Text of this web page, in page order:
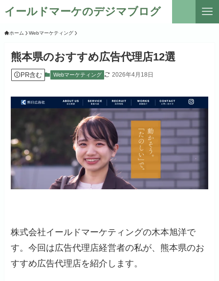
イールドマーケのデジマブログ
ホーム Webマーケティング
熊本県のおすすめ広告代理店12選
PR含む Webマーケティング 2026年4月18日
株式会社イールドマーケティングの木本旭洋で
す。今回は広告代理店経営者の私が、熊本県のお
すすめ広告代理店を紹介します。